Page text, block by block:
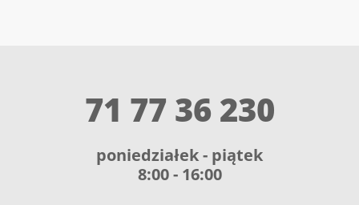
71 77 36 230
poniedziałek - piątek
8:00 - 16:00